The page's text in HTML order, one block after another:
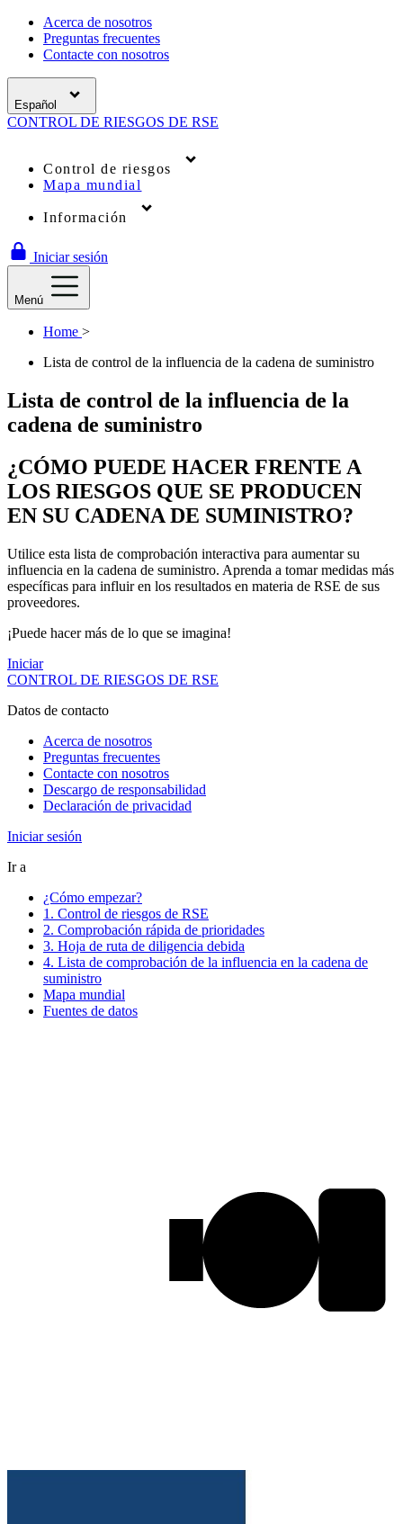
Acerca de nosotros
Preguntas frecuentes
Contacte con nosotros
Español
CONTROL DE RIESGOS DE RSE
Control de riesgos
Mapa mundial
Información
Iniciar sesión
Menú
Home >
Lista de control de la influencia de la cadena de suministro
Lista de control de la influencia de la
cadena de suministro
¿CÓMO PUEDE HACER FRENTE A
LOS RIESGOS QUE SE PRODUCEN
EN SU CADENA DE SUMINISTRO?
Utilice esta lista de comprobación interactiva para aumentar su
influencia en la cadena de suministro. Aprenda a tomar medidas más
específicas para influir en los resultados en materia de RSE de sus
proveedores.
¡Puede hacer más de lo que se imagina!
Iniciar
CONTROL DE RIESGOS DE RSE
Datos de contacto
Acerca de nosotros
Preguntas frecuentes
Contacte con nosotros
Descargo de responsabilidad
Declaración de privacidad
Iniciar sesión
Ir a
¿Cómo empezar?
1. Control de riesgos de RSE
2. Comprobación rápida de prioridades
3. Hoja de ruta de diligencia debida
4. Lista de comprobación de la influencia en la cadena de
suministro
Mapa mundial
Fuentes de datos